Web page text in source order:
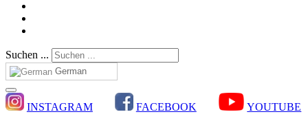
Suchen ...
German
INSTAGRAM FACEBOOK YOUTUBE